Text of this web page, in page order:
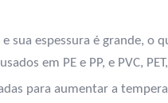
sua espessura é grande, o
em PE e PP, e PVC,
para aumentar a